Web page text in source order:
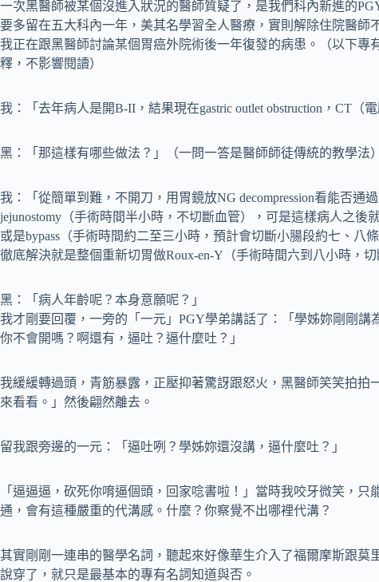
一次黑醫師被某個沒進入狀況的醫師質疑了，是我們科內新進的
要多留在五大科內一年，美其名學習全人醫療，實則解除住院醫師
我正在跟黑醫師討論某個胃癌外院術後一年復發的病患。（以下專
釋，不影響閱讀）
我：「去年病人是開B-II，結果現在gastric outlet obstruction，CT
黑：「那這樣有哪些做法？」（一問一答是醫師師徒傳統的教學法）
我：「從簡單到難，不開刀，用胃鏡放NG decompression看能否通
jejunostomy（手術時間半小時，不切斷血管），可是這樣病人之後
或是bypass（手術時間約二至三小時，預計會切斷小腸段約七、八
徹底解決就是整個重新切胃做Roux-en-Y（手術時間六到八小時，
黑：「病人年齡呢？本身意願呢？」
我才剛要回覆，一旁的「一元」PGY學弟講話了：「學姊妳剛剛講
你不會開嗎？啊還有，逼吐？逼什麼吐？」
我緩緩轉過頭，青筋暴露，正壓抑著驚訝跟怒火，黑醫師笑笑拍拍
來看看。」然後翩然離去。
留我跟旁邊的一元：「逼吐咧？學姊妳還沒講，逼什麼吐？」
「逼逼逼，砍死你唷逼個頭，回家唸書啦！」當時我咬牙微笑，
通，會有這種嚴重的代溝感。什麼？你察覺不出哪裡代溝？
其實剛剛一連串的醫學名詞，聽起來好像華生介入了福爾摩斯跟莫
說穿了，就只是最基本的專有名詞知道與否。